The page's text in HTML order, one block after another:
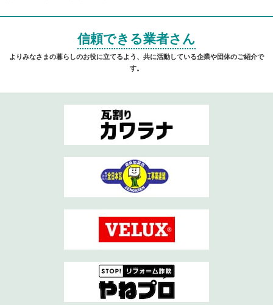
信頼できる業者さん
よりみなさまの暮らしのお役に立てるよう、共に活動している企業や団体のご紹介で
す。